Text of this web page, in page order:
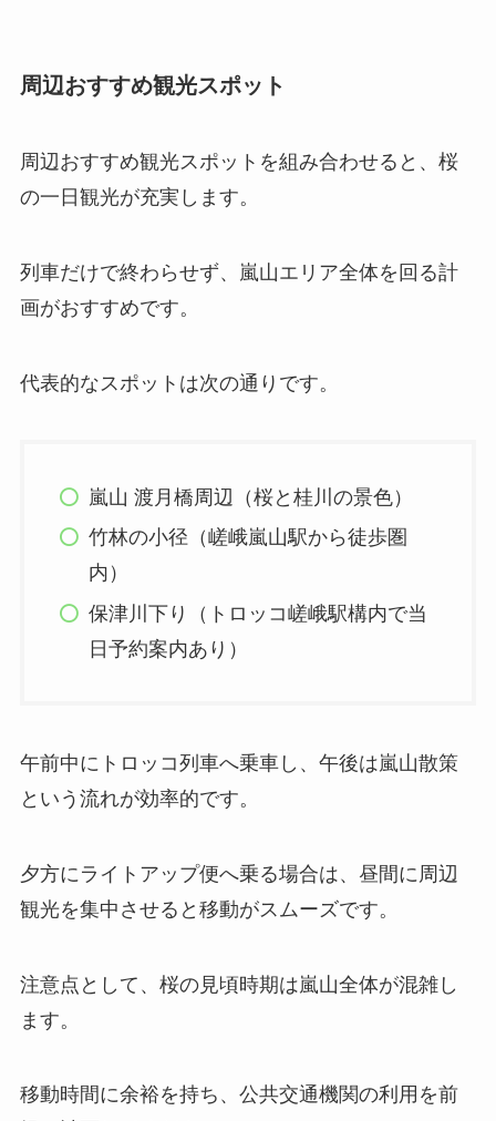
周辺おすすめ観光スポット
周辺おすすめ観光スポットを組み合わせると、桜
の一日観光が充実します。
列車だけで終わらせず、嵐山エリア全体を回る計
画がおすすめです。
代表的なスポットは次の通りです。
嵐山 渡月橋周辺（桜と桂川の景色）
竹林の小径（嵯峨嵐山駅から徒歩圏
内）
保津川下り（トロッコ嵯峨駅構内で当
日予約案内あり）
午前中にトロッコ列車へ乗車し、午後は嵐山散策
という流れが効率的です。
夕方にライトアップ便へ乗る場合は、昼間に周辺
観光を集中させると移動がスムーズです。
注意点として、桜の見頃時期は嵐山全体が混雑し
ます。
移動時間に余裕を持ち、公共交通機関の利用を前